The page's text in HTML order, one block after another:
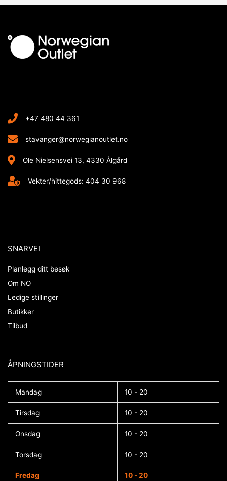
+47 480 44 361
stavanger@norwegianoutlet.no
Ole Nielsensvei 13, 4330 Ålgård
Vekter/hittegods: 404 30 968
SNARVEI
Planlegg ditt besøk
Om NO
Ledige stillinger
Butikker
Tilbud
ÅPNINGSTIDER​
Mandag 10 - 20
Tirsdag 10 - 20
Onsdag 10 - 20
Torsdag 10 - 20
Fredag 10 - 20